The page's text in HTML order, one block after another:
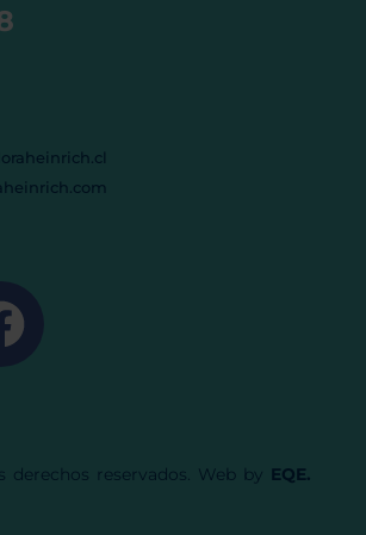
derechos reservados. Web by EQE.